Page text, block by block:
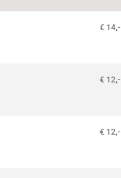
€ 14,-
€ 12,-
€ 12,-